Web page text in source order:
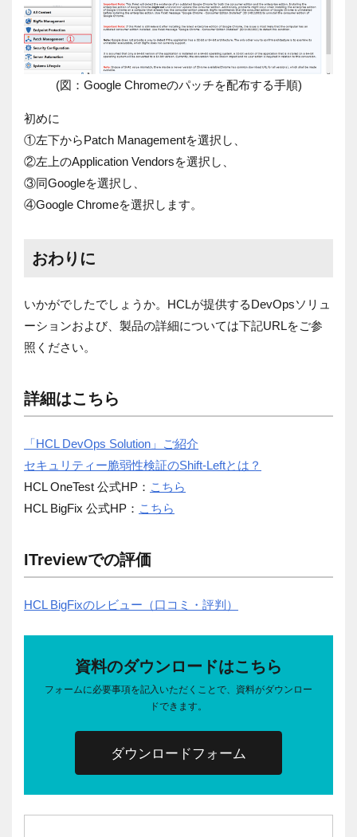
(図：Google Chromeのパッチを配布する手順)
初めに
①左下からPatch Managementを選択し、
②左上のApplication Vendorsを選択し、
③同Googleを選択し、
④Google Chromeを選択します。
おわりに
いかがでしたでしょうか。HCLが提供するDevOpsソリュ
ーションおよび、製品の詳細については下記URLをご参
照ください。
詳細はこちら
「HCL DevOps Solution」ご紹介
セキュリティー脆弱性検証のShift-Leftとは？
HCL OneTest 公式HP： こちら
HCL BigFix 公式HP： こちら
ITreviewでの評価
HCL BigFixのレビュー（口コミ・評判）
資料のダウンロードはこちら
フォームに必要事項を記入いただくことで、資料がダウンロー
ドできます。
ダウンロードフォーム